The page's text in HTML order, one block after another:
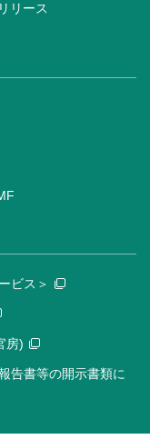
リース
ビス＞
房)
告書等の開示書類に